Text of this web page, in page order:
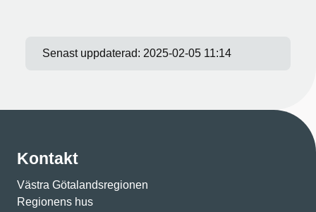
Senast uppdaterad: 2025-02-05 11:14
Kontakt
Västra Götalandsregionen
Regionens hus